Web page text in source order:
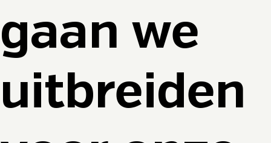
gaan we
uitbreiden